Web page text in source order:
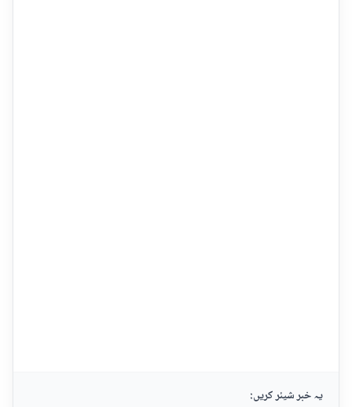
یہ خبر شیئر کریں: